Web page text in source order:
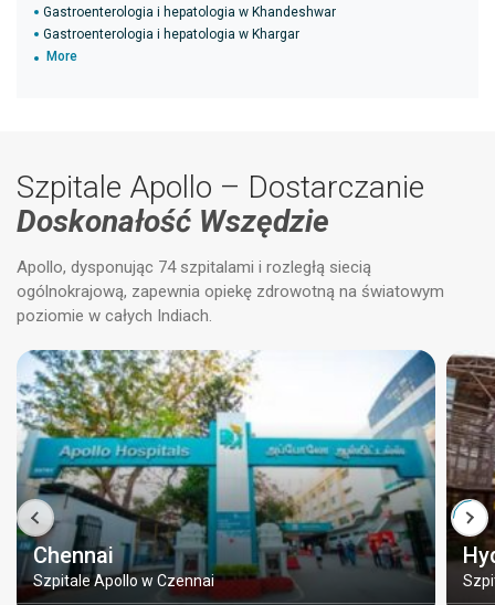
Gastroenterologia i hepatologia w Khandeshwar
Gastroenterologia i hepatologia w Khargar
More
Szpitale Apollo – Dostarczanie
Doskonałość Wszędzie
Apollo, dysponując 74 szpitalami i rozległą siecią
ogólnokrajową, zapewnia opiekę zdrowotną na światowym
poziomie w całych Indiach.
Chennai
Szpitale Apollo w Czennai